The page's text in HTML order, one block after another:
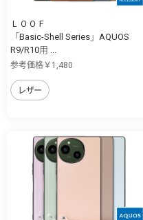
ＬＯＯＦ
「Basic-Shell Series」AQUOS
R9/R10用 ...
参考価格￥1,480
レザー